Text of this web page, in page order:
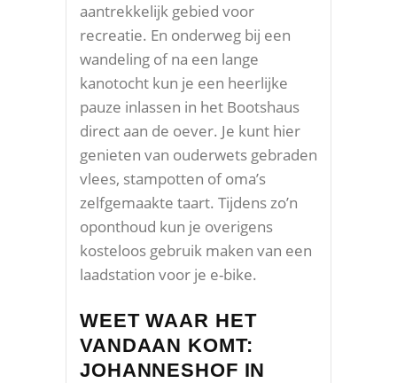
aantrekkelijk gebied voor
recreatie. En onderweg bij een
wandeling of na een lange
kanotocht kun je een heerlijke
pauze inlassen in het Bootshaus
direct aan de oever. Je kunt hier
genieten van ouderwets gebraden
vlees, stampotten of oma’s
zelfgemaakte taart. Tijdens zo’n
oponthoud kun je overigens
kosteloos gebruik maken van een
laadstation voor je e-bike.
WEET WAAR HET
VANDAAN KOMT:
JOHANNESHOF IN